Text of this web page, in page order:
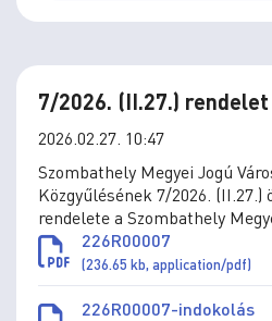
7/2026. (II.27.) rendelet
2026.02.27. 10:47
Szombathely Megyei Jogú
Közgyűlésének 7/2026. (II.27.)
rendelete a Szombathely
Önkormányzatának Szervezeti
Szabályzatáról szóló 16/2024.
rendelet módosításáról
226R00007
(236.65 kb, application/pdf)
226R00007-indokolás